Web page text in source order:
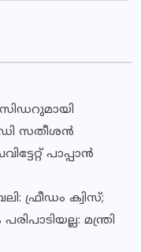
ഡി സതീശൻ
പാപ്പാൻ
ഫ്രീഡം ക്വിസ്;
മന്ത്രി